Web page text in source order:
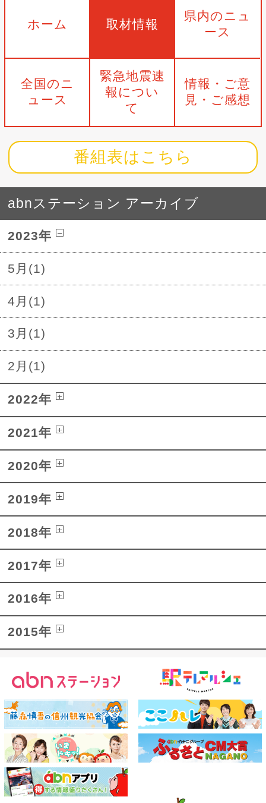
ホーム 取材情報
県内のニュ
ース
全国のニ
ュース
緊急地震速
報につい
て
情報・ご意
見・ご感想
番組表はこちら
abnステーション アーカイブ
2023年
5月(1)
4月(1)
3月(1)
2月(1)
2022年
2021年
2020年
2019年
2018年
2017年
2016年
2015年